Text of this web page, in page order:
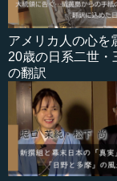
アメリカ人の心を
20歳の日系二世・
の翻訳